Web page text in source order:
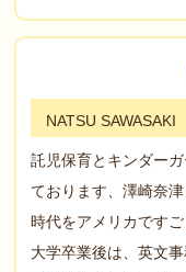
NATSU SAWASAKI
託児保育とキンダー
ております、澤崎奈
時代をアメリカですご
大学卒業後は、英文